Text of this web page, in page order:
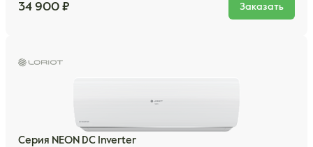
34 900 ₽ Заказать
Серия NEON DC Inverter